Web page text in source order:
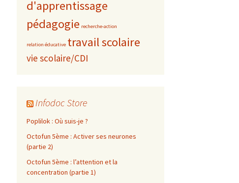
d'apprentissage
pédagogie recherche-action
relation éducative travail scolaire
vie scolaire/CDI
Infodoc Store
Poplilok : Où suis-je ?
Octofun 5ème : Activer ses neurones
(partie 2)
Octofun 5ème : l’attention et la
concentration (partie 1)